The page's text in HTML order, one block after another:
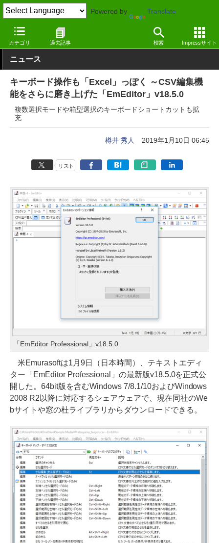
Powered by Translate
カテゴリ 過去記事 検索 Impressサイト
窓の杜 オフィス・ドキュメント テキストエディター Windows
ニュース
キーボード操作も「Excel」っぽく ～CSV編集機
能をさらに磨き上げた「EmEditor」v18.5.0
複数選択モードや箱型選択のキーボードショートカットも拡
充
樽井 秀人 2019年1月10日 06:45
リスト
「EmEditor Professional」v18.5.0
米Emurasoftは1月9日（日本時間）、テキストエディ
ター「EmEditor Professional」の最新版v18.5.0を正式公
開した。64bit版を含むWindows 7/8.1/10およびWindows
2008 R2以降に対応するシェアウェアで、現在同社のWe
bサイトや窓の杜ライブラリからダウンロードできる。